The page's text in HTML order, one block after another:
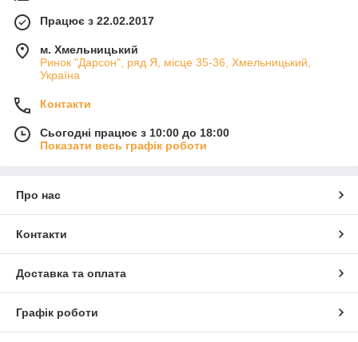
Працює з 22.02.2017
м. Хмельницький
Ринок "Дарсон", ряд Я, місце 35-36, Хмельницький,
Україна
Контакти
Сьогодні працює з 10:00 до 18:00
Показати весь графік роботи
Про нас
Контакти
Доставка та оплата
Графік роботи